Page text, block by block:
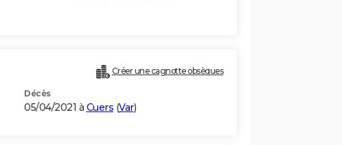
Créer une cagnotte obsèques
Décès
05/04/2021 à Cuers (Var)